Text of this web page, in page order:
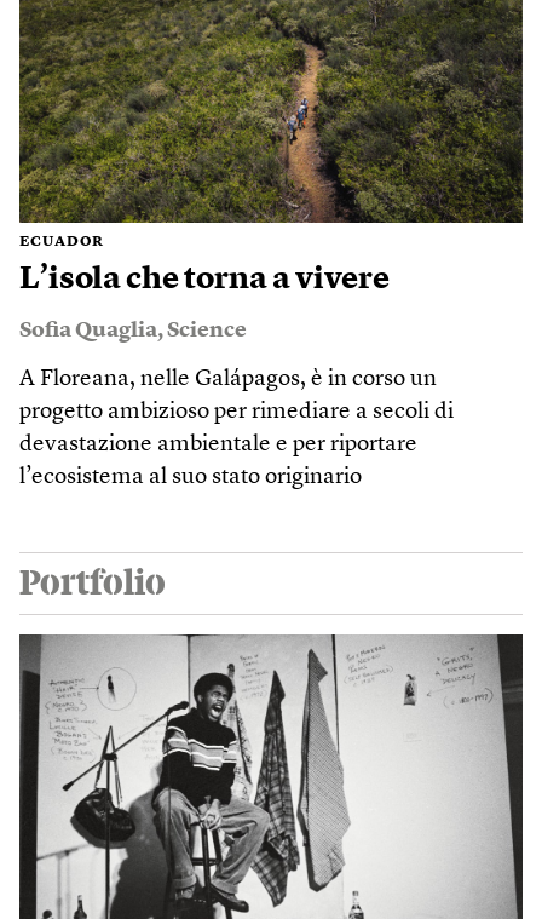
ECUADOR
L’isola che torna a vivere
Sofia Quaglia,Science
A Floreana, nelle Galápagos, è in corso un
progetto ambizioso per rimediare a secoli di
devastazione ambientale e per riportare
l’ecosistema al suo stato originario
Portfolio